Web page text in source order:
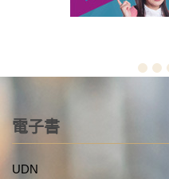
電子書
UDN